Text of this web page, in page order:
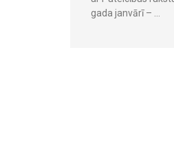
gada janvārī – …